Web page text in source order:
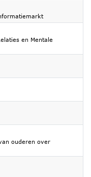
en Mentale
ouderen over